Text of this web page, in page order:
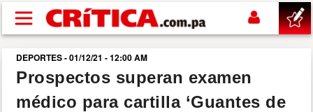
Pasar al contenido principal
buscar
SUCESOS
DEPORTES - 01/12/21 - 12:00 AM
Prospectos superan examen
médico para cartilla ‘Guantes de